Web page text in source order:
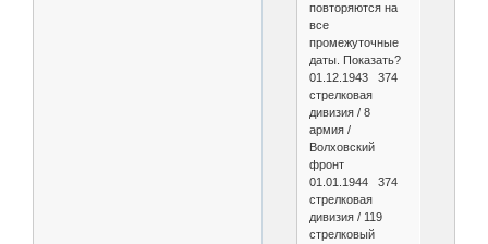
повторяются на
все
промежуточные
даты. Показать?
01.12.1943 374
стрелковая
дивизия / 8
армия /
Волховский
фронт
01.01.1944 374
стрелковая
дивизия / 119
стрелковый